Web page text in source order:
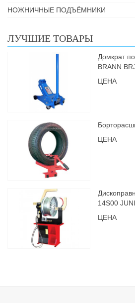
НОЖНИЧНЫЕ ПОДЪЁМНИКИ
ЛУЧШИЕ ТОВАРЫ
Домкрат
BRANN
ЦЕНА
ЦЕНА
14S00
ЦЕНА